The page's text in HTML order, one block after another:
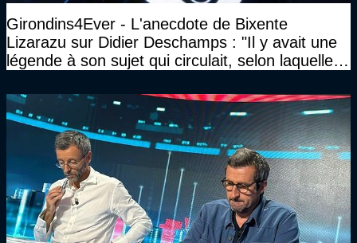
Girondins4Ever - L'anecdote de Bixente
Lizarazu sur Didier Deschamps : "Il y avait une
légende à son sujet qui circulait, selon laquelle il